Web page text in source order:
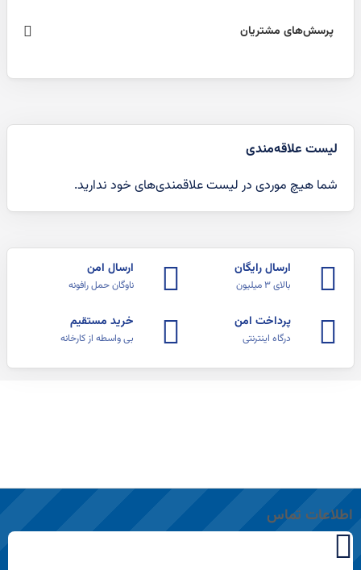
پرسش‌های مشتریان
لیست علاقه‌مندی
شما هیچ موردی در لیست علاقمندی‌های خود ندارید.
ارسال رایگان
بالای ۳ میلیون
ارسال امن
ناوگان حمل رافونه
پرداخت امن
درگاه اینترنتی
خرید مستقیم
بی واسطه از کارخانه
اطلاعات تماس